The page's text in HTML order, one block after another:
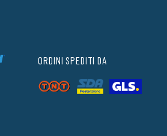
ORDINI SPEDITI DA